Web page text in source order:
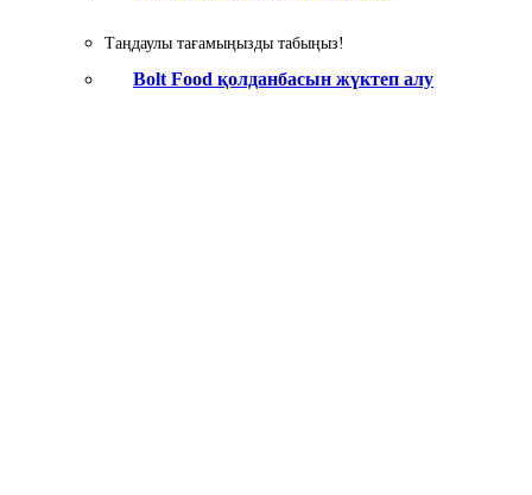
Таңдаулы тағамыңызды табыңыз!
Bolt Food қолданбасын жүктеп алу